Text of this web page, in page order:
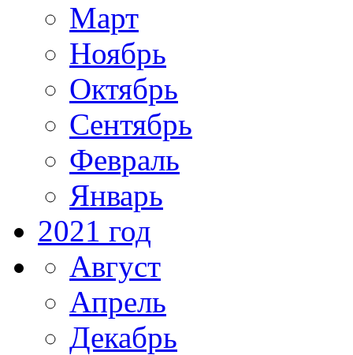
Март
Ноябрь
Октябрь
Сентябрь
Февраль
Январь
2021 год
Август
Апрель
Декабрь